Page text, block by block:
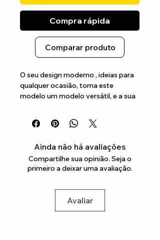
Compra rápida
Comparar produto
O seu design moderno , ideias para
qualquer ocasião, torna este
modelo um modelo versátil, e a sua
perfeito para todo o dia
Ainda não há avaliações
Compartilhe sua opinião. Seja o
primeiro a deixar uma avaliação.
Avaliar